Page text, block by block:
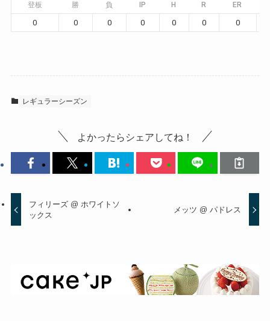
登板 勝 負 IP H R ER
0 0 0 0 0 0 0
レギュラーシーズン
よかったらシェアしてね！
フィリーズ @ ホワイトソ
ックス
メッツ @ パドレス